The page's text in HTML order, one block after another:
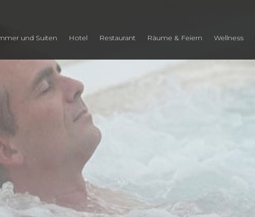
und Suiten Hotel Restaurant Räume & Feiern Wellness